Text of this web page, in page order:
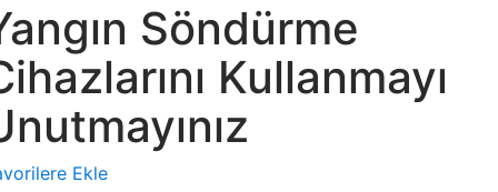
Söndürme
Kullanmayı
Ekle